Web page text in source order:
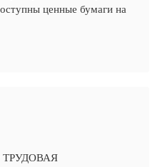
ценные бумаги на
ТРУДОВАЯ